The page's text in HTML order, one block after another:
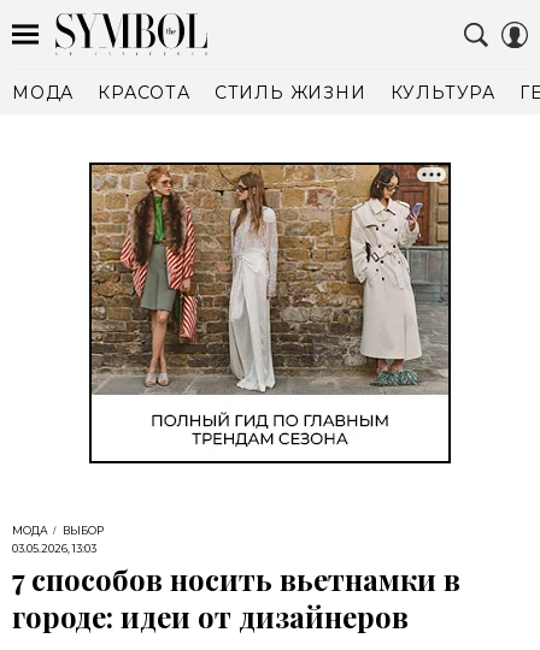
МОДА КРАСОТА СТИЛЬ ЖИЗНИ КУЛЬТУРА
МОДА
ВЫБОР
03.05.2026, 13:03
7 способов носить вьетнамки в
городе: идеи от дизайнеров